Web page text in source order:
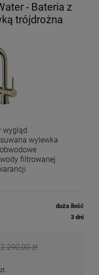
32 rękaw
- Bateria z
trójdrożna
wygląd
wylewka
filtrowanej
duża ilość
3 dni
2 290,00 zł